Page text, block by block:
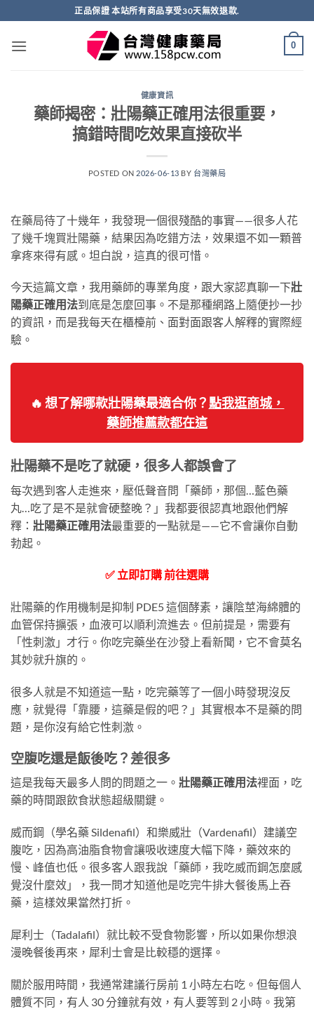
轉
正品保證 本站所有商品享受30天無效退款.
0
健康資訊
藥師揭密：壯陽藥正確用法很重要，
搞錯時間吃效果直接砍半
POSTED ON 2026-06-13 BY 台灣藥局
在藥局待了十幾年，我發現一個很殘酷的事實——很多人花
了幾千塊買壯陽藥，結果因為吃錯方法，效果還不如一顆普
拿疼來得有感。坦白說，這真的很可惜。
今天這篇文章，我用藥師的專業角度，跟大家認真聊一下壯
陽藥正確用法到底是怎麼回事。不是那種網路上隨便抄一抄
的資訊，而是我每天在櫃檯前、面對面跟客人解釋的實際經
驗。
🔥 想了解哪款壯陽藥最適合你？ 點我逛商城，
藥師推薦款都在這
壯陽藥不是吃了就硬，很多人都誤會了
每次遇到客人走進來，壓低聲音問「藥師，那個…藍色藥
丸…吃了是不是就會硬整晚？」我都要很認真地跟他們解
釋： 壯陽藥正確用法最重要的一點就是——它不會讓你自動
勃起。
✅ 立即訂購 前往選購
壯陽藥的作用機制是抑制 PDE5 這個酵素，讓陰莖海綿體的
血管保持擴張，血液可以順利流進去。但前提是，需要有
「性刺激」才行。你吃完藥坐在沙發上看新聞，它不會莫名
其妙就升旗的。
很多人就是不知道這一點，吃完藥等了一個小時發現沒反
應，就覺得「靠腰，這藥是假的吧？」其實根本不是藥的問
題，是你沒有給它性刺激。
空腹吃還是飯後吃？差很多
這是我每天最多人問的問題之一。 壯陽藥正確用法裡面，吃
藥的時間跟飲食狀態超級關鍵。
威而鋼（學名藥 Sildenafil）和樂威壯（Vardenafil）建議空
腹吃，因為高油脂食物會讓吸收速度大幅下降，藥效來的
慢、峰值也低。很多客人跟我說「藥師，我吃威而鋼怎麼感
覺沒什麼效」，我一問才知道他是吃完牛排大餐後馬上吞
藥，這樣效果當然打折。
犀利士（Tadalafil）就比較不受食物影響，所以如果你想浪
漫晚餐後再來，犀利士會是比較穩的選擇。
關於服用時間，我通常建議行房前 1 小時左右吃。但每個人
體質不同，有人 30 分鐘就有效，有人要等到 2 小時。我第